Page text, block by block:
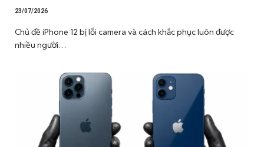
23/07/2026
Chủ đề iPhone 12 bị lỗi camera và cách khắc phục luôn được
nhiều người…